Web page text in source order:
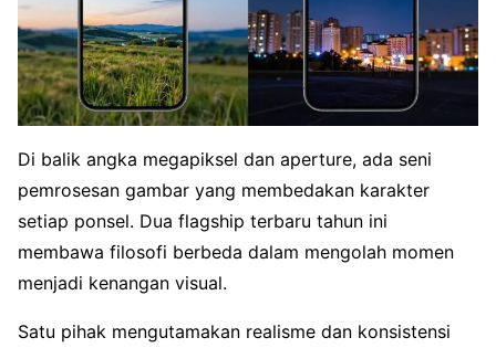
Di balik angka megapiksel dan aperture, ada seni
pemrosesan gambar yang membedakan karakter
setiap ponsel. Dua flagship terbaru tahun ini
membawa filosofi berbeda dalam mengolah momen
menjadi kenangan visual.
Satu pihak mengutamakan realisme dan konsistensi